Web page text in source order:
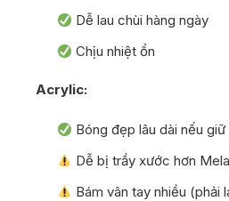
Dễ lau chùi hàng ngày
Chịu nhiệt ổn
Acrylic:
Bóng đẹp lâu dài nếu giữ
Dễ bị trầy xước hơn
Bám vân tay nhiều (phải